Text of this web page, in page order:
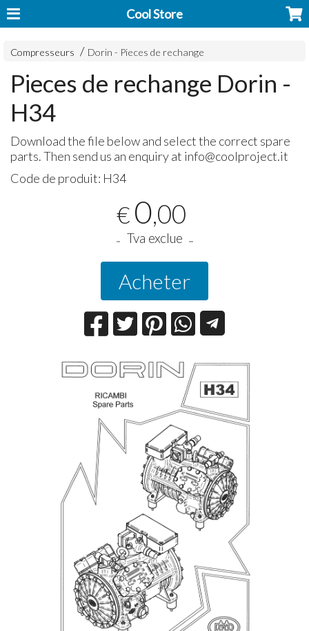
Cool Store
Compresseurs Dorin - Pieces de rechange
Pieces de rechange Dorin -
H34
Download the file below and select the correct spare
parts. Then send us an enquiry at info@coolproject.it
Code de produit: H34
€0,00
Tva exclue
Acheter